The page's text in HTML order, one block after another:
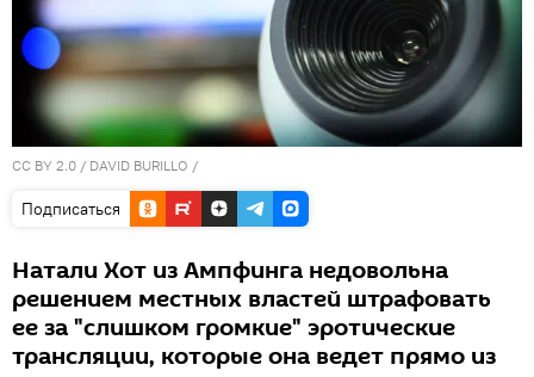
CC BY 2.0 / DAVID BURILLO /
Подписаться
Натали Хот из Ампфинга недовольна
решением местных властей штрафовать
ее за "слишком громкие" эротические
трансляции, которые она ведет прямо из